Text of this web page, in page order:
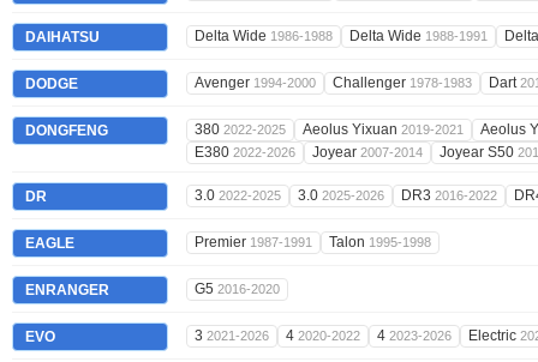
DAIHATSU Delta Wide 1986-1988 Delta Wide 1988-1991
DODGE Avenger 1994-2000 Challenger 1978-1983 Dart
DONGFENG 380 2022-2025 Aeolus Yixuan 2019-2021
Aeolus
E380 2022-2026 Joyear 2007-2014 Joyear S50
DR 3.0 2022-2025 3.0 2025-2026 DR3 2016-2022
EAGLE Premier 1987-1991 Talon 1995-1998
ENRANGER G5 2016-2020
EVO 3 2021-2026 4 2020-2022 4 2023-2026 Electric